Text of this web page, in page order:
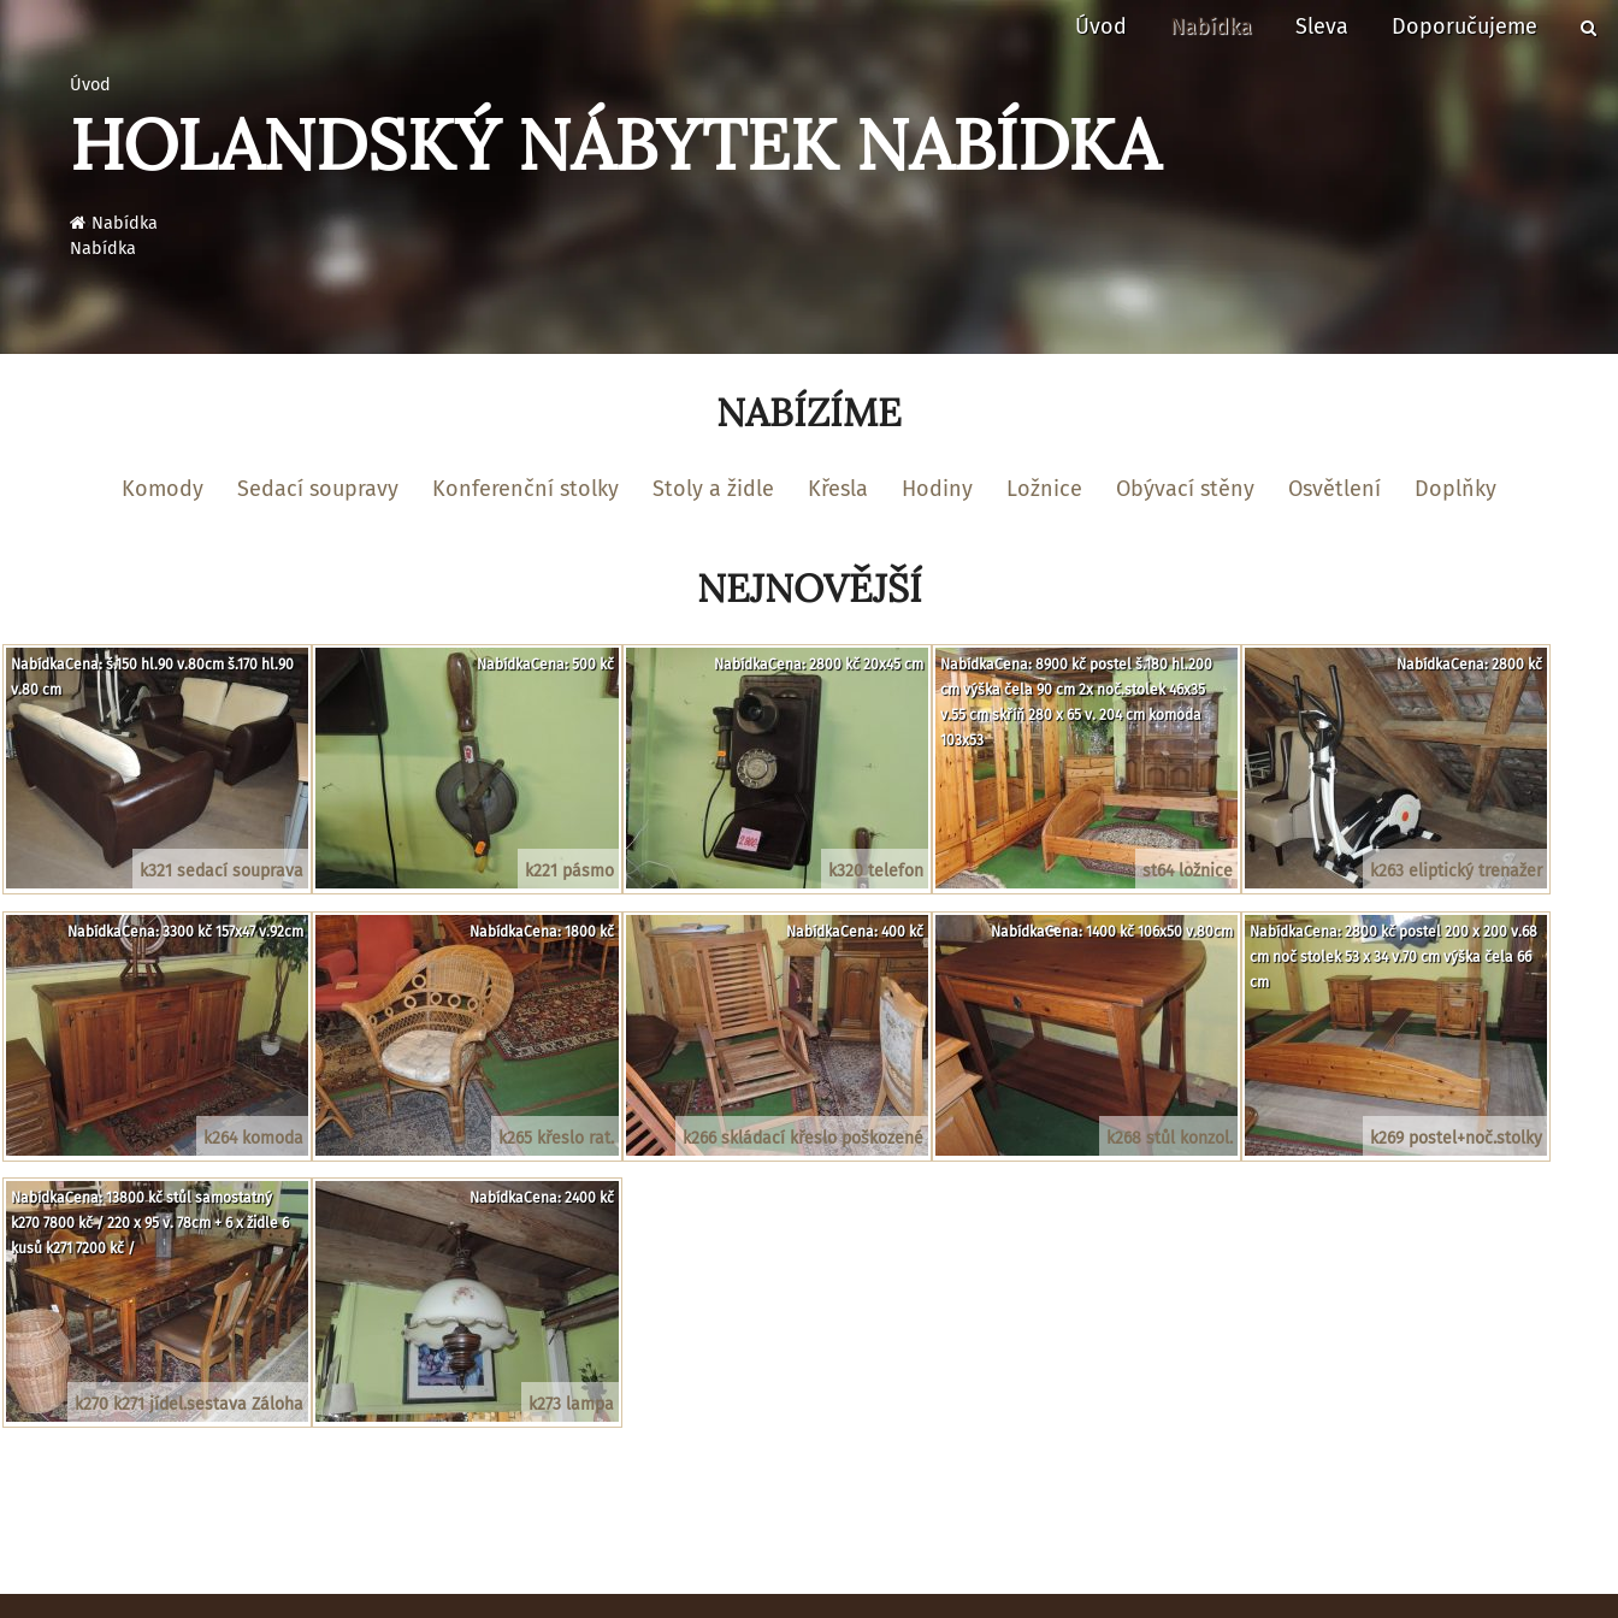
Úvod Nabídka Sleva Doporučujeme
Úvod
HOLANDSKÝ NÁBYTEK NABÍDKA
Nabídka
Nabídka
NABÍZÍME
Komody Sedací soupravy Konferenční stolky Stoly a židle Křesla Hodiny Ložnice Obývací stěny Osvětlení Doplňky
NEJNOVĚJŠÍ
k321 sedací souprava
NabídkaCena: š.150 hl.90 v.80cm š.170 hl.90
v.80 cm
k221 pásmo
NabídkaCena: 500 kč
k320 telefon
NabídkaCena: 2800 kč 20x45 cm
st64 ložnice
NabídkaCena: 8900 kč postel š.180 hl.200
cm výška čela 90 cm 2x noč.stolek 46x35
v.55 cm skříň 280 x 65 v. 204 cm komoda
103x53
k263 eliptický trenažer
NabídkaCena: 2800 kč
k264 komoda
NabídkaCena: 3300 kč 157x47 v.92cm
k265 křeslo rat.
NabídkaCena: 1800 kč
k266 skládací křeslo poškozené
NabídkaCena: 400 kč
k268 stůl konzol.
NabídkaCena: 1400 kč 106x50 v.80cm
k269 postel+noč.stolky
NabídkaCena: 2800 kč postel 200 x 200 v.68
cm noč stolek 53 x 34 v.70 cm výška čela 66
cm
k270 k271 jídel.sestava Záloha
NabídkaCena: 13800 kč stůl samostatný
k270 7800 kč / 220 x 95 v. 78cm + 6 x židle 6
kusů k271 7200 kč /
k273 lampa
NabídkaCena: 2400 kč